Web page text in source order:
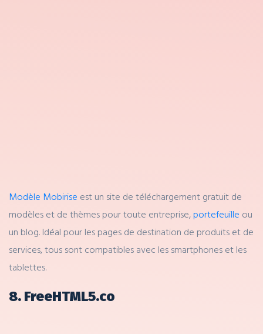
Modèle Mobirise est un site de téléchargement gratuit de
modèles et de thèmes pour toute entreprise,portefeuille ou
un blog. Idéal pour les pages de destination de produits et de
services, tous sont compatibles avec les smartphones et les
tablettes.
8. FreeHTML5.co